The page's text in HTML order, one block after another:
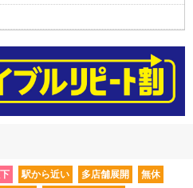
駅から近い 多店舗展開
無休